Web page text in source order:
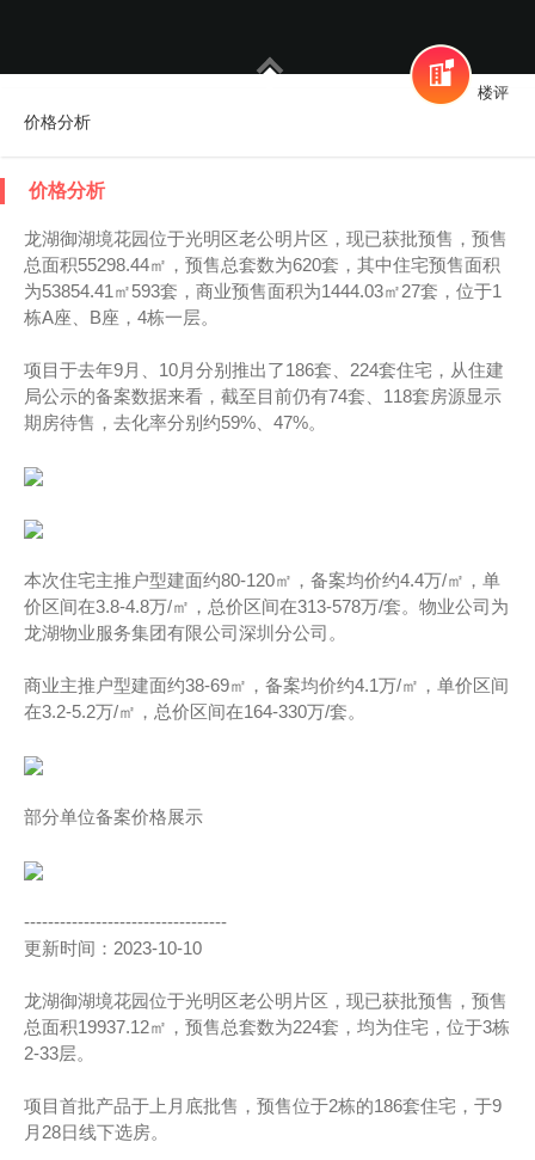
楼评
价格分析
价格分析
龙湖御湖境花园位于光明区老公明片区，现已获批预售，预售
总面积55298.44㎡，预售总套数为620套，其中住宅预售面积
为53854.41㎡593套，商业预售面积为1444.03㎡27套，位于1
栋A座、B座，4栋一层。
项目于去年9月、10月分别推出了186套、224套住宅，从住建
局公示的备案数据来看，截至目前仍有74套、118套房源显示
期房待售，去化率分别约59%、47%。
本次住宅主推户型建面约80-120㎡，备案均价约4.4万/㎡，单
价区间在3.8-4.8万/㎡，总价区间在313-578万/套。物业公司为
龙湖物业服务集团有限公司深圳分公司。
商业主推户型建面约38-69㎡，备案均价约4.1万/㎡，单价区间
在3.2-5.2万/㎡，总价区间在164-330万/套。
部分单位备案价格展示
----------------------------------
更新时间：2023-10-10
龙湖御湖境花园位于光明区老公明片区，现已获批预售，预售
总面积19937.12㎡，预售总套数为224套，均为住宅，位于3栋
2-33层。
项目首批产品于上月底批售，预售位于2栋的186套住宅，于9
月28日线下选房。